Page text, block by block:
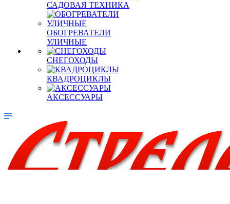
САДОВАЯ ТЕХНИКА
ОБОГРЕВАТЕЛИ
УЛИЧНЫЕ
СНЕГОХОДЫ
КВАДРОЦИКЛЫ
АКСЕССУАРЫ